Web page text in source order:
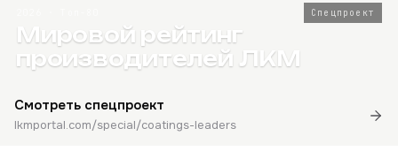
Спецпроект
Мировой рейтинг
производителей ЛКМ
Смотреть спецпроект
lkmportal.com/special/coatings-leaders